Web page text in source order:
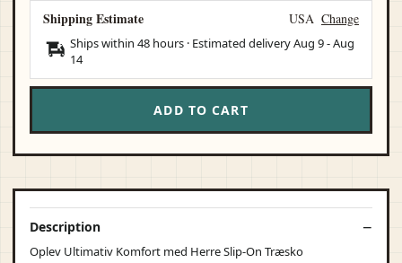
Shipping Estimate USA Change
Ships within 48 hours · Estimated deliveryAug 9-Aug
14
ADD TO CART
Description
Oplev Ultimativ Komfort med Herre Slip-On Træsko